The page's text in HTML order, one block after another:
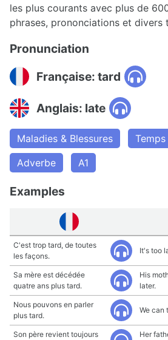
les plus courants avec plus de
phrases, prononciations et divers
Pronunciation
Française: tard
Anglais: late
Maladies & Blessures
Adverbe
A1
Examples
C'est trop tard, de toutes
les façons.
It's too
Sa mère est décédée
quatre ans plus tard.
His
later.
Nous pouvons en parler
plus tard.
We can
Son père revient toujours
Her